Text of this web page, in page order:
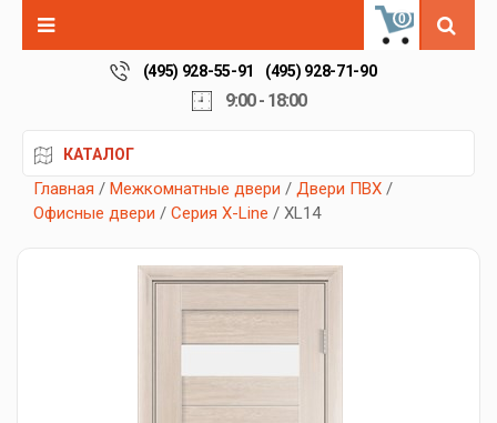
0
(495) 928-55-91 (495) 928-71-90
9:00 - 18:00
КАТАЛОГ
Главная / Межкомнатные двери / Двери ПВХ /
Офисные двери / Серия X-Line / XL14